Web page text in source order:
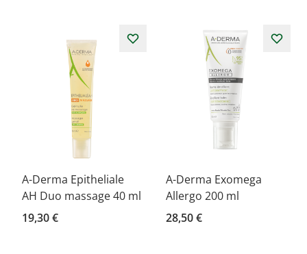
A-Derma Epitheliale
AH Duo massage 40 ml
19,30 €
A-Derma Exomega
Allergo 200 ml
28,50 €